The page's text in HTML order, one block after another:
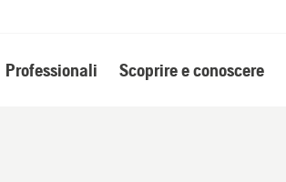
Professionali Scoprire e conoscere